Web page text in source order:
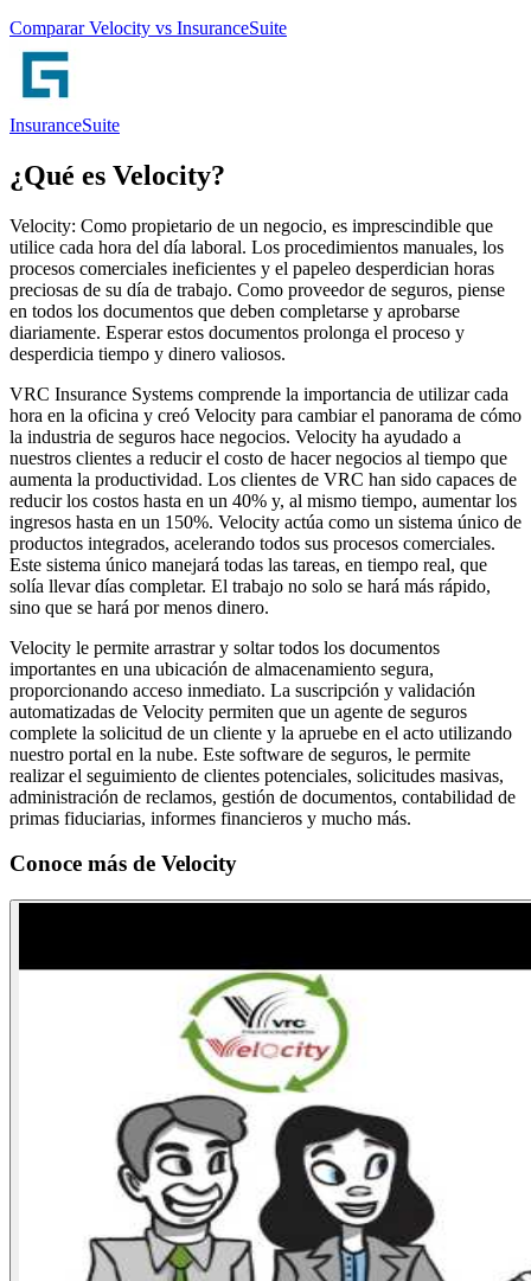
Comparar Velocity vs InsuranceSuite
InsuranceSuite
¿Qué es Velocity?
Velocity: Como propietario de un negocio, es imprescindible que
utilice cada hora del día laboral. Los procedimientos manuales, los
procesos comerciales ineficientes y el papeleo desperdician horas
preciosas de su día de trabajo. Como proveedor de seguros, piense
en todos los documentos que deben completarse y aprobarse
diariamente. Esperar estos documentos prolonga el proceso y
desperdicia tiempo y dinero valiosos.
VRC Insurance Systems comprende la importancia de utilizar cada
hora en la oficina y creó Velocity para cambiar el panorama de cómo
la industria de seguros hace negocios. Velocity ha ayudado a
nuestros clientes a reducir el costo de hacer negocios al tiempo que
aumenta la productividad. Los clientes de VRC han sido capaces de
reducir los costos hasta en un 40% y, al mismo tiempo, aumentar los
ingresos hasta en un 150%. Velocity actúa como un sistema único de
productos integrados, acelerando todos sus procesos comerciales.
Este sistema único manejará todas las tareas, en tiempo real, que
solía llevar días completar. El trabajo no solo se hará más rápido,
sino que se hará por menos dinero.
Velocity le permite arrastrar y soltar todos los documentos
importantes en una ubicación de almacenamiento segura,
proporcionando acceso inmediato. La suscripción y validación
automatizadas de Velocity permiten que un agente de seguros
complete la solicitud de un cliente y la apruebe en el acto utilizando
nuestro portal en la nube. Este software de seguros, le permite
realizar el seguimiento de clientes potenciales, solicitudes masivas,
administración de reclamos, gestión de documentos, contabilidad de
primas fiduciarias, informes financieros y mucho más.
Conoce más de Velocity